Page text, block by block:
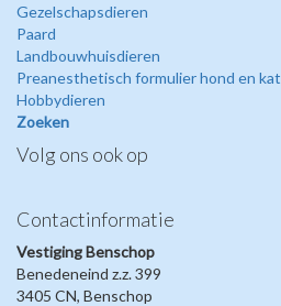
Gezelschapsdieren
Paard
Landbouwhuisdieren
Preanesthetisch formulier hond en kat
Hobbydieren
Zoeken
Volg ons ook op
Contactinformatie
Vestiging Benschop
Benedeneind z.z. 399
3405 CN, Benschop